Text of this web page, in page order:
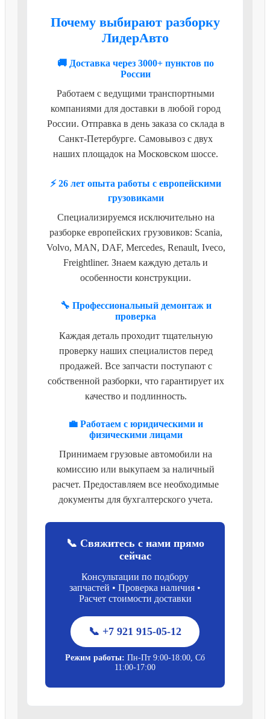
Почему выбирают разборку
ЛидерАвто
🚚 Доставка через 3000+ пунктов по
России
Работаем с ведущими транспортными
компаниями для доставки в любой город
России. Отправка в день заказа со склада в
Санкт-Петербурге. Самовывоз с двух
наших площадок на Московском шоссе.
⚡ 26 лет опыта работы с европейскими
грузовиками
Специализируемся исключительно на
разборке европейских грузовиков: Scania,
Volvo, MAN, DAF, Mercedes, Renault, Iveco,
Freightliner. Знаем каждую деталь и
особенности конструкции.
🔧 Профессиональный демонтаж и
проверка
Каждая деталь проходит тщательную
проверку наших специалистов перед
продажей. Все запчасти поступают с
собственной разборки, что гарантирует их
качество и подлинность.
💼 Работаем с юридическими и
физическими лицами
Принимаем грузовые автомобили на
комиссию или выкупаем за наличный
расчет. Предоставляем все необходимые
документы для бухгалтерского учета.
📞 Свяжитесь с нами прямо
сейчас
Консультации по подбору
запчастей • Проверка наличия •
Расчет стоимости доставки
📞 +7 921 915-05-12
Режим работы: Пн-Пт 9:00-18:00, Сб
11:00-17:00